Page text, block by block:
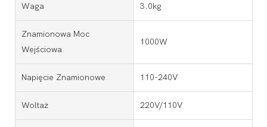
Waga 3.0kg
Znamionowa Moc
Wejściowa
1000W
Napięcie Znamionowe 110-240V
Woltaż 220V/110V